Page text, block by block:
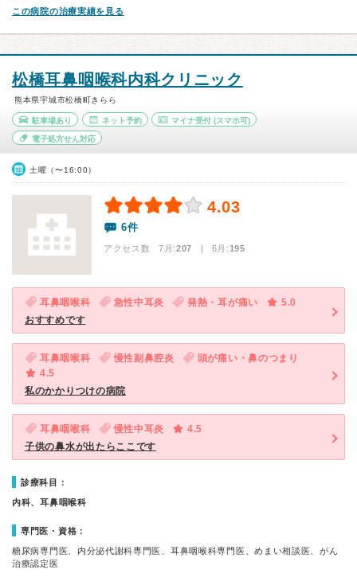
この病院の治療実績を見る
松橋耳鼻咽喉科内科クリニック
熊本県宇城市松橋町きらら
駐車場あり ネット予約 マイナ受付 (スマホ可)
電子処方せん対応
土曜（〜16:00）
4.03
6件
アクセス数 7月:207 | 6月:195
耳鼻咽喉科 急性中耳炎 発熱・耳が痛い
5.0
おすすめです
耳鼻咽喉科 慢性副鼻腔炎
頭が痛い・鼻のつまり
4.5
私のかかりつけの病院
耳鼻咽喉科 慢性中耳炎
4.5
子供の鼻水が出たらここです
診療科目：
内科、耳鼻咽喉科
専門医・資格：
糖尿病専門医、内分泌代謝科専門医、耳鼻咽喉科専門医、めまい相談医、がん
治療認定医